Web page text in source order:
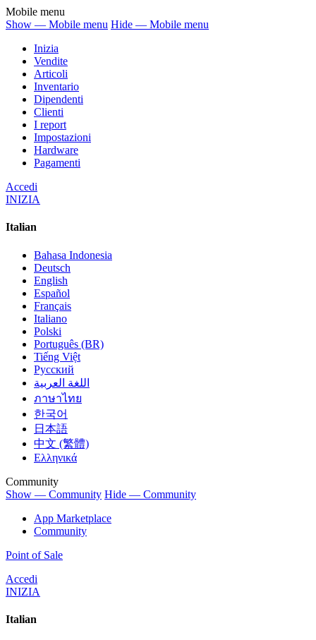
Mobile menu
Show — Mobile menu Hide — Mobile menu
Inizia
Vendite
Articoli
Inventario
Dipendenti
Clienti
I report
Impostazioni
Hardware
Pagamenti
Accedi
INIZIA
Italian
Bahasa Indonesia
Deutsch
English
Español
Français
Italiano
Polski
Português (BR)
Tiếng Việt
Русский
اللغة العربية
ภาษาไทย
한국어
日本語
中文 (繁體)
Ελληνικά
Community
Show — Community Hide — Community
App Marketplace
Community
Point of Sale
Accedi
INIZIA
Italian